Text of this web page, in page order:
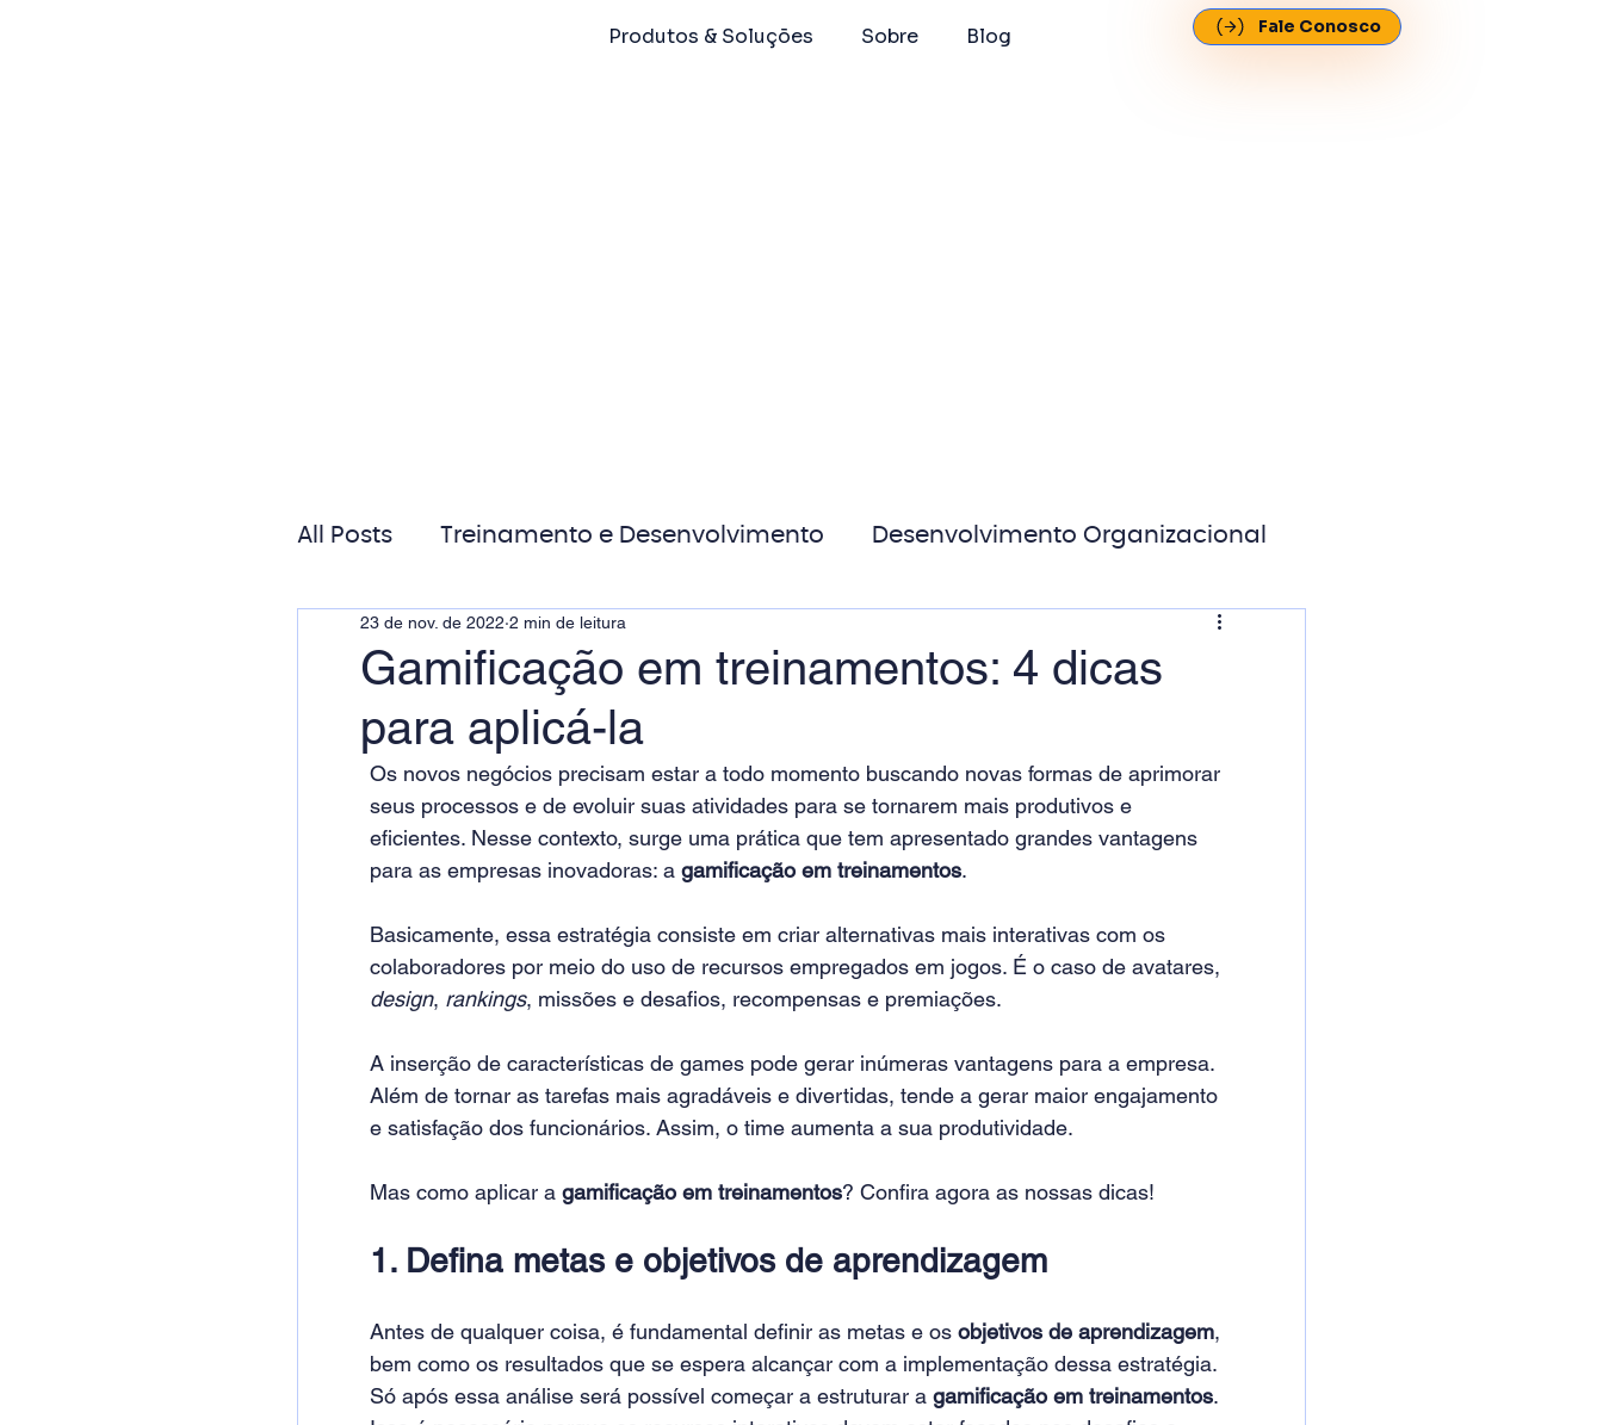
Produtos & Soluções Sobre Blog Fale Conosco
All Posts Treinamento e Desenvolvimento Desenvolvimento Organizacional
Gestão de Pessoas MicroPower Corporativo
Responsabilidade Social
Gamificação em treinamentos: 4 dicas
para aplicá-la
23 de nov. de 2022 2 min de leitura
Os novos negócios precisam estar a todo momento buscando novas formas de aprimorar
seus processos e de evoluir suas atividades para se tornarem mais produtivos e
eficientes. Nesse contexto, surge uma prática que tem apresentado grandes vantagens
para as empresas inovadoras: a gamificação em treinamentos.
Basicamente, essa estratégia consiste em criar alternativas mais interativas com os
colaboradores por meio do uso de recursos empregados em jogos. É o caso de avatares,
design, rankings, missões e desafios, recompensas e premiações.
A inserção de características de games pode gerar inúmeras vantagens para a empresa.
Além de tornar as tarefas mais agradáveis e divertidas, tende a gerar maior engajamento
e satisfação dos funcionários. Assim, o time aumenta a sua produtividade.
Mas como aplicar a gamificação em treinamentos? Confira agora as nossas dicas!
1. Defina metas e objetivos de aprendizagem
Antes de qualquer coisa, é fundamental definir as metas e os objetivos de aprendizagem,
bem como os resultados que se espera alcançar com a implementação dessa estratégia.
Só após essa análise será possível começar a estruturar a gamificação em treinamentos.